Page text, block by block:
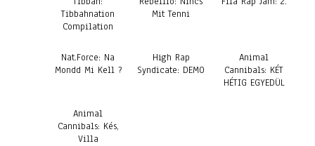
Tibbahnation
Compilation
Mit Tenni
Nat.Force: Na
Mondd Mi Kell ?
High Rap
Syndicate: DEMO
Animal
Cannibals: KÉT
HÉTIG EGYEDÜL
Animal
Cannibals: Kés,
Villa